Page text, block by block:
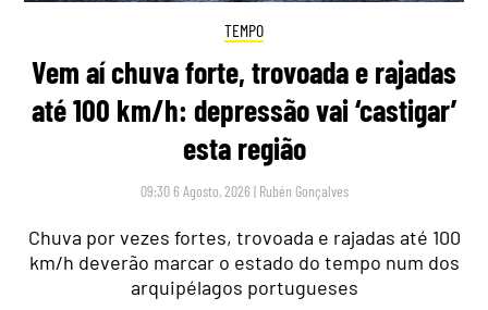
TEMPO
Vem aí chuva forte, trovoada e rajadas
até 100 km/h: depressão vai ‘castigar’
esta região
09:30 6 Agosto, 2026 | Rubén Gonçalves
Chuva por vezes fortes, trovoada e rajadas até 100
km/h deverão marcar o estado do tempo num dos
arquipélagos portugueses